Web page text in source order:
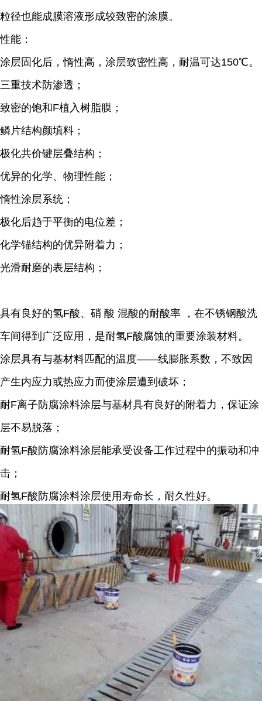
粒径也能成膜溶液形成较致密的涂膜。
性能：
涂层固化后，惰性高，涂层致密性高，耐温可达150℃。
三重技术防渗透；
致密的饱和F植入树脂膜；
鳞片结构颜填料；
极化共价键层叠结构；
优异的化学、物理性能；
惰性涂层系统；
极化后趋于平衡的电位差；
化学锚结构的优异附着力；
光滑耐磨的表层结构；
具有良好的氢F酸、硝 酸 混酸的耐酸率 ，在不锈钢酸洗
车间得到广泛应用，是耐氢F酸腐蚀的重要涂装材料。
涂层具有与基材料匹配的温度——线膨胀系数，不致因
产生内应力或热应力而使涂层遭到破坏；
耐F离子防腐涂料涂层与基材具有良好的附着力，保证涂
层不易脱落；
耐氢F酸 防腐涂料涂层能承受设备工作过程中的振动和冲
击；
耐氢F酸 防腐涂料涂层使用寿命长，耐久性好。